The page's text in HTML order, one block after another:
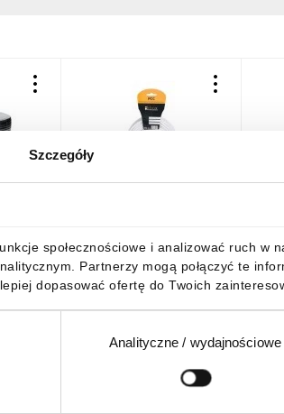
Szczegóły
społecznościowe i analizować ruch w
Partnerzy mogą połączyć te
dopasować ofertę do Twoich
Analityczne / wydajnościowe
15,41 złbrutto
DO KOSZYKA